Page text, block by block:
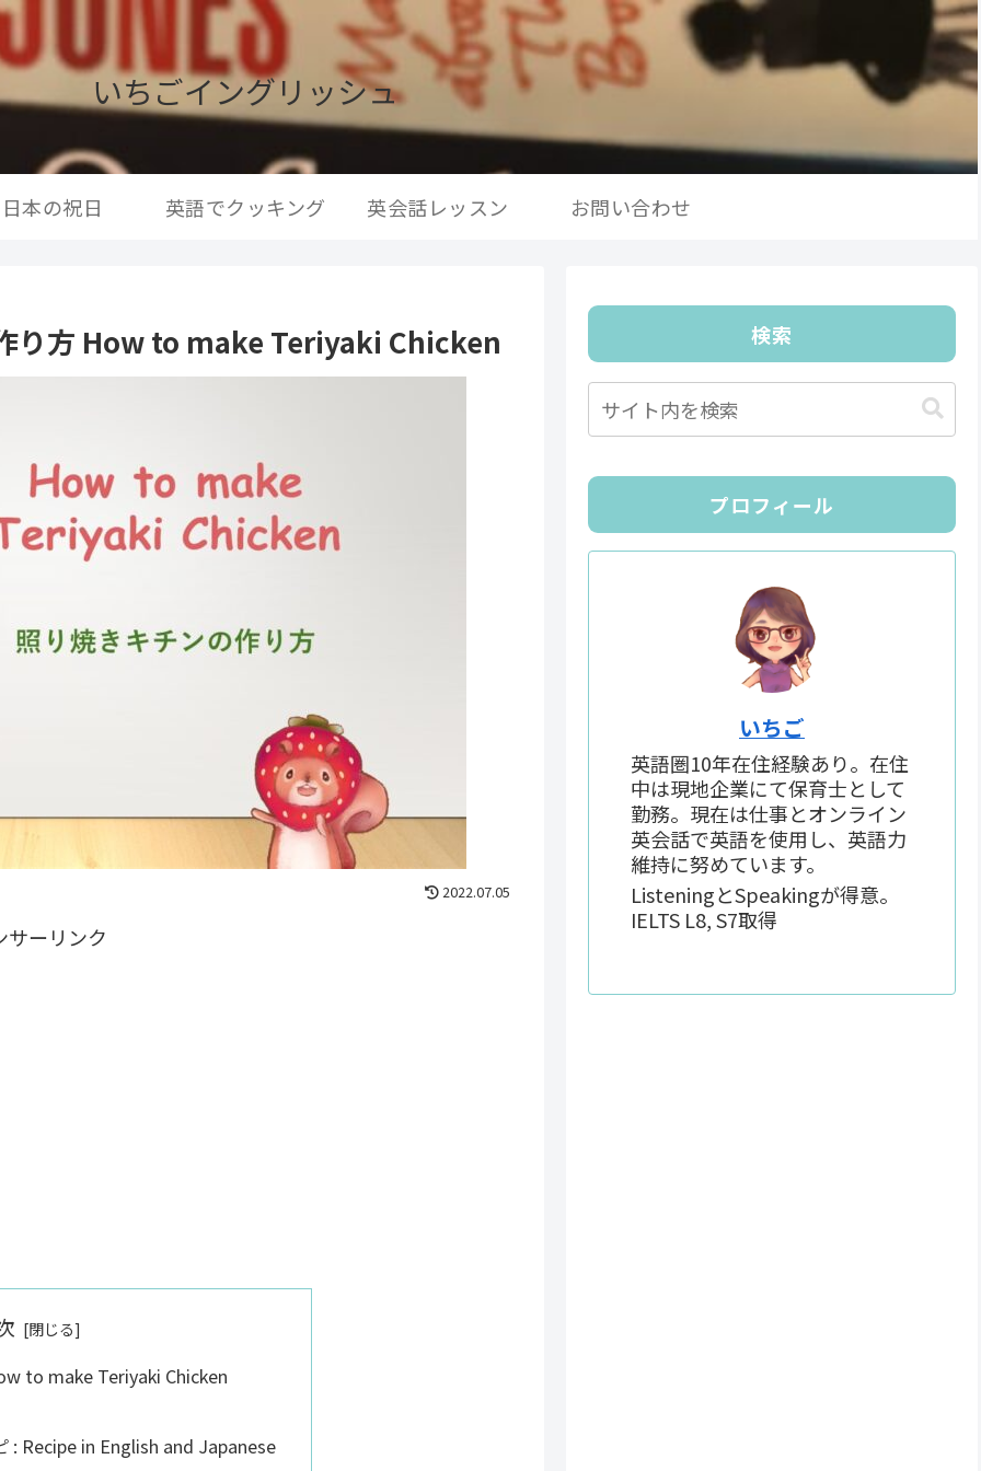
いちごイングリッシュ
日本の祝日 英語でクッキング 英会話レッスン お問い合わせ
り方 How to make Teriyaki Chicken
2022.07.05
サーリンク
to make Teriyaki Chicken
: Recipe in English and Japanese
検索
プロフィール
いちご
英語圏10年在住経験あり。在住
中は現地企業にて保育士として
勤務。現在は仕事とオンライン
英会話で英語を使用し、英語力
維持に努めています。
ListeningとSpeakingが得意。
IELTS L8, S7取得